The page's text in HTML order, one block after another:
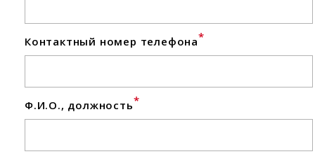
Контактный номер телефона*
Ф.И.О., должность*